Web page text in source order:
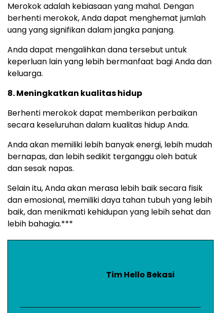
Merokok adalah kebiasaan yang mahal. Dengan
berhenti merokok, Anda dapat menghemat jumlah
uang yang signifikan dalam jangka panjang.
Anda dapat mengalihkan dana tersebut untuk
keperluan lain yang lebih bermanfaat bagi Anda dan
keluarga.
8. Meningkatkan kualitas hidup
Berhenti merokok dapat memberikan perbaikan
secara keseluruhan dalam kualitas hidup Anda.
Anda akan memiliki lebih banyak energi, lebih mudah
bernapas, dan lebih sedikit terganggu oleh batuk
dan sesak napas.
Selain itu, Anda akan merasa lebih baik secara fisik
dan emosional, memiliki daya tahan tubuh yang lebih
baik, dan menikmati kehidupan yang lebih sehat dan
lebih bahagia.***
Tim Hello Bekasi